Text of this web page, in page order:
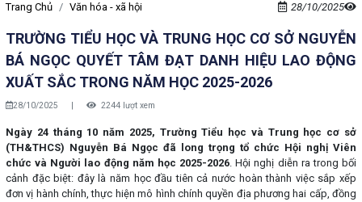
Trang Chủ Văn hóa - xã hội 28/10/2025
TRƯỜNG TIỂU HỌC VÀ TRUNG HỌC CƠ SỞ NGUYỄN
BÁ NGỌC QUYẾT TÂM ĐẠT DANH HIỆU LAO ĐỘNG
XUẤT SẮC TRONG NĂM HỌC 2025-2026
28/10/2025 2244 lượt xem
Ngày 24 tháng 10 năm 2025, Trường Tiểu học và Trung học cơ sở
(TH&THCS) Nguyễn Bá Ngọc đã long trọng tổ chức Hội nghị Viên
chức và Người lao động năm học 2025-2026. Hội nghị diễn ra trong bối
cảnh đặc biệt: đây là năm học đầu tiên cả nước hoàn thành việc sắp xếp
đơn vị hành chính, thực hiện mô hình chính quyền địa phương hai cấp, đồng